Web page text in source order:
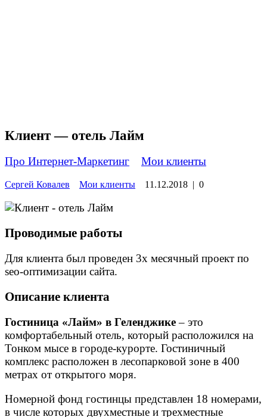
Клиент — отель Лайм
Про Интернет-Маркетинг Мои клиенты
Сергей Ковалев Мои клиенты 11.12.2018 | 0
Проводимые работы
Для клиента был проведен 3х месячный проект по
seo-оптимизации сайта.
Описание клиента
Гостиница «Лайм» в Геленджике– это
комфортабельный отель, который расположился на
Тонком мысе в городе-курорте. Гостиничный
комплекс расположен в лесопарковой зоне в 400
метрах от открытого моря.
Номерной фонд гостинцы представлен 18 номерами,
в числе которых двухместные и трехместные